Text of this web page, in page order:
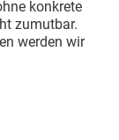
konkrete
zumutbar.
werden wir